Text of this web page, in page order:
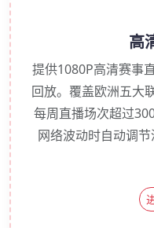
高
提供1080P高清赛事
回放。覆盖欧洲五大
每周直播场次超过
网络波动时自动调